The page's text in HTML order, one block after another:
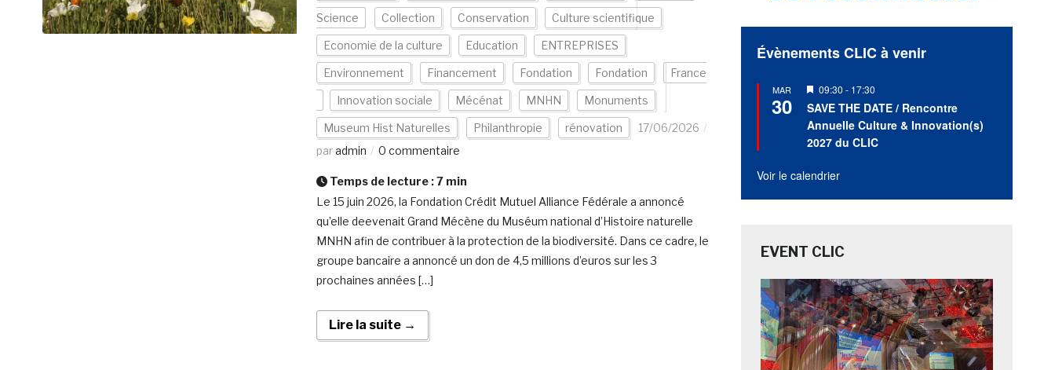
Science Collection Conservation Culture scientifique
Economie de la culture Education ENTREPRISES
Environnement Financement Fondation Fondation France
Innovation sociale Mécénat MNHN Monuments
Museum Hist Naturelles Philanthropie rénovation
17/06/2026
paradmin 0 commentaire
Temps de lecture :7 min
Le 15 juin 2026, la Fondation Crédit Mutuel Alliance Fédérale a annoncé
qu’elle deevenait Grand Mécène du Muséum national d’Histoire naturelle
MNHN afin de contribuer à la protection de la biodiversité. Dans ce cadre, le
groupe bancaire a annoncé un don de 4,5 millions d’euros sur les 3
prochaines années […]
Lire la suite →
Évènements CLIC à venir
MAR
30
Mis
en
avant
09:30 - 17:30
SAVE THE DATE / Rencontre
Annuelle Culture & Innovation(s)
2027 du CLIC
Voir le calendrier
EVENT CLIC